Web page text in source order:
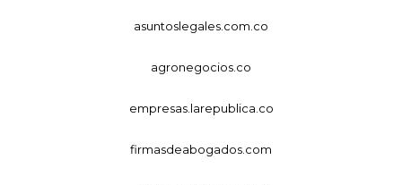
asuntoslegales.com.co
agronegocios.co
empresas.larepublica.co
firmasdeabogados.com